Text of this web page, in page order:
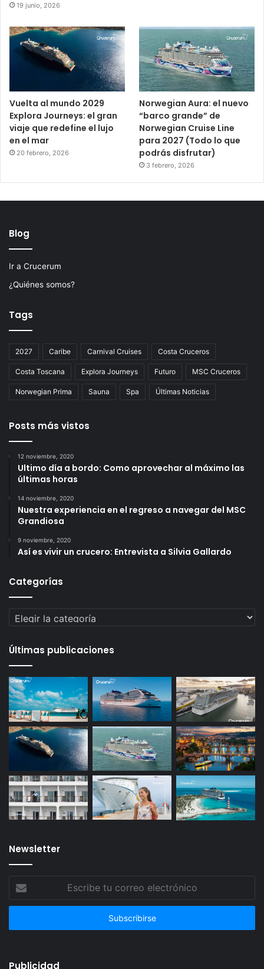
19 junio, 2026
Vuelta al mundo 2029
Explora Journeys: el gran
viaje que redefine el lujo
en el mar
20 febrero, 2026
Norwegian Aura: el nuevo
“barco grande” de
Norwegian Cruise Line
para 2027 (Todo lo que
podrás disfrutar)
3 febrero, 2026
Blog
Ir a Crucerum
¿Quiénes somos?
Tags
2027 Caribe Carnival Cruises Costa Cruceros
Costa Toscana Explora Journeys Futuro MSC Cruceros
Norwegian Prima Sauna Spa Últimas Noticias
Posts más vistos
12 noviembre, 2020
Ultimo día a bordo: Como aprovechar al máximo las
últimas horas
14 noviembre, 2020
Nuestra experiencia en el regreso a navegar del MSC
Grandiosa
9 noviembre, 2020
Así es vivir un crucero: Entrevista a Silvia Gallardo
Categorías
Categorías
Últimas publicaciones
Newsletter
correo
Publicidad